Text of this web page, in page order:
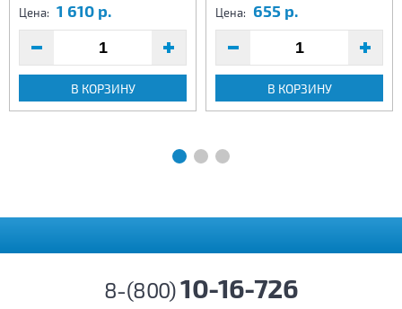
Цена: 1 610 р.
В КОРЗИНУ
Цена: 655 р.
В КОРЗИНУ
8-(800)10-16-726